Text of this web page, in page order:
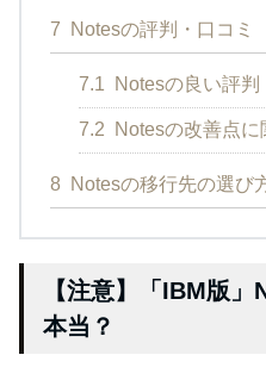
7 Notesの評判・口コミ
7.1 Notesの良い評判
7.2 Notesの改善点に
8 Notesの移行先の選び
【注意】「IBM版
本当？